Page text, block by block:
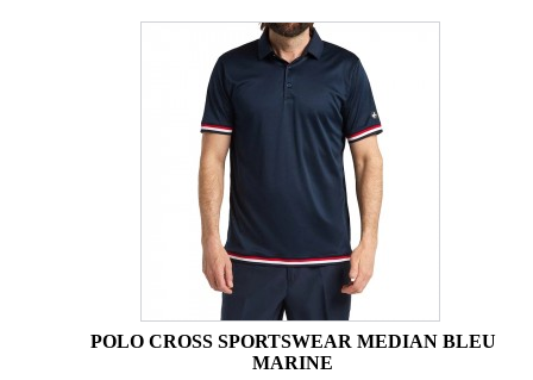
POLO CROSS SPORTSWEAR MEDIAN BLEU
MARINE